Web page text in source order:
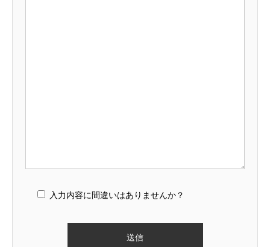
入力内容に間違いはありませんか？